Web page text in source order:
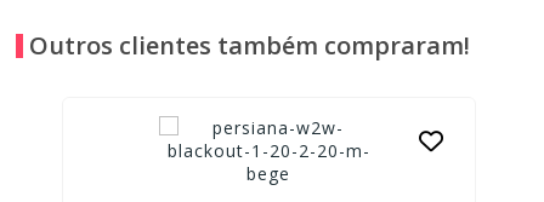
Outros clientes também compraram!